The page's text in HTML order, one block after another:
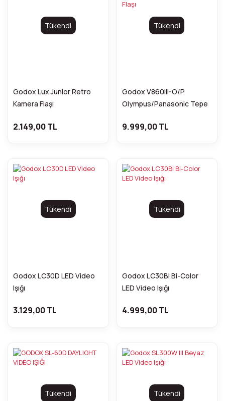
Tükendi
Godox Lux Junior Retro
Kamera Flaşı
2.149,00 TL
Tükendi
Godox V860III-O/P
Olympus/Panasonic Tepe
9.999,00 TL
Tükendi
Godox LC30D LED Video
Işığı
3.129,00 TL
Tükendi
Godox LC30Bi Bi-Color
LED Video Işığı
4.999,00 TL
Tükendi Tükendi